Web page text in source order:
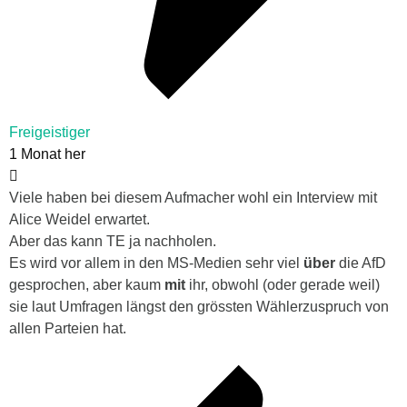
Freigeistiger
1 Monat her
Viele haben bei diesem Aufmacher wohl ein Interview mit
Alice Weidel erwartet.
Aber das kann TE ja nachholen.
Es wird vor allem in den MS-Medien sehr viel über die AfD
gesprochen, aber kaum mit ihr, obwohl (oder gerade weil)
sie laut Umfragen längst den grössten Wählerzuspruch von
allen Parteien hat.